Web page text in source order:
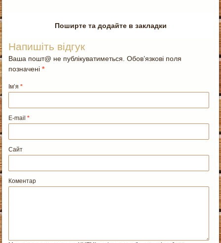
Поширте та додайте в закладки
Напишіть відгук
Ваша пошт@ не публікуватиметься. Обов’язкові поля
позначені*
Ім’я*
E-mail*
Сайт
Коментар